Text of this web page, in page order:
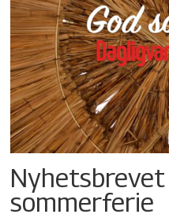
sommerferie